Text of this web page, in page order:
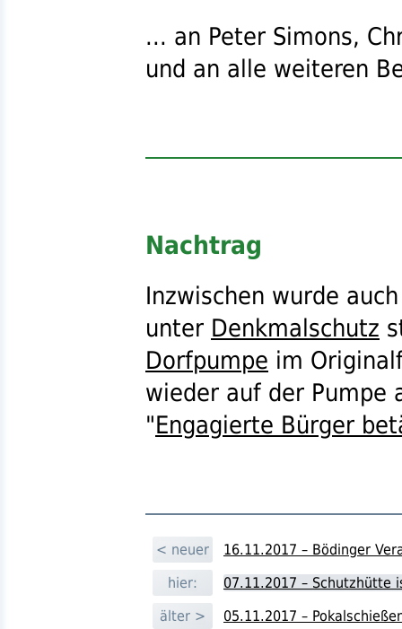
... an Peter Simons,
und an alle weiteren
Nachtrag
Inzwischen wurde
unter Denkmalschutz
Dorfpumpe im
wieder auf der Pumpe
"Engagierte Bürger
< neuer
16.11.2017 – Bödinger
hier:
07.11.2017 – Schutzhütte
älter >
05.11.2017 –